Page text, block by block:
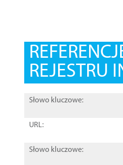
REJESTRU
Słowo kluczowe:
URL:
Słowo kluczowe: